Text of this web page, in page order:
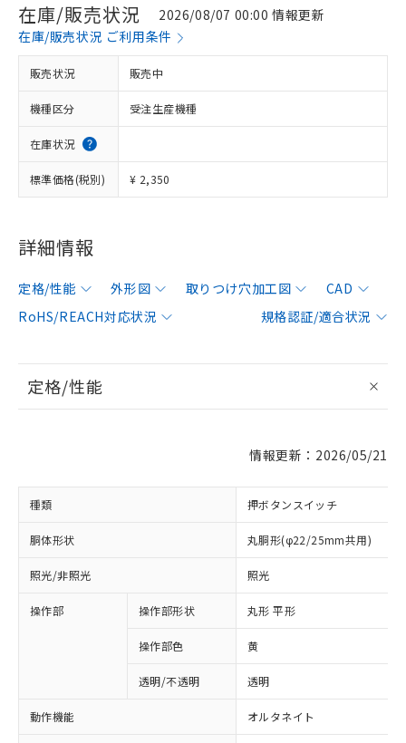
在庫/販売状況
2026/08/07 00:00 情報更新
在庫/販売状況 ご利用条件
販売状況 販売中
機種区分 受注生産機種
在庫状況
標準価格(税別) ¥ 2,350
詳細情報
定格/性能 外形図 取りつけ穴加工図
CAD
RoHS/REACH対応状況
規格認証/適合状況
定格/性能
情報更新：2026/05/21
種類 押ボタンスイッチ
胴体形状 丸胴形(φ22/25mm共用)
照光/非照光 照光
操作部 操作部形状 丸形 平形
操作部色 黄
透明/不透明 透明
動作機能 オルタネイト